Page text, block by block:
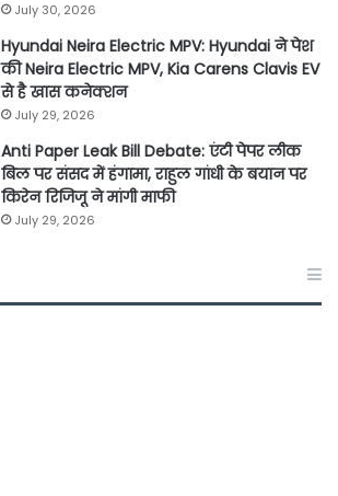
July 30, 2026
Hyundai Neira Electric MPV: Hyundai ने पेश
की Neira Electric MPV, Kia Carens Clavis EV
से है खास कनेक्शन
July 29, 2026
Anti Paper Leak Bill Debate: एंटी पेपर लीक
बिल पर संसद में हंगामा, राहुल गांधी के बयान पर
किरेन रिजिजू ने मांगी माफी
July 29, 2026